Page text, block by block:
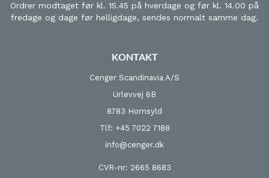
Ordrer modtaget før kl. 15.45 på hverdage og før kl. 14.00 på
fredage og dage før helligdage, sendes normalt samme dag.
KONTAKT
Cenger Scandinavia A/S
Urlevvej 6B
8783 Hornsyld
Tlf: +45 7022 7188
info@cenger.dk
CVR-nr: 2665 8683